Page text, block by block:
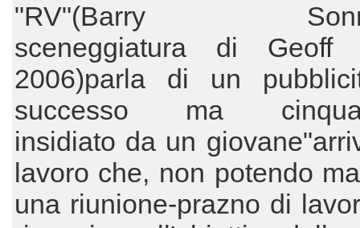
"RV"(Barry
sceneggiatura di Geoff
2006)parla di un
successo ma
insidiato da un
lavoro che, non potendo
una riunione-prazno di